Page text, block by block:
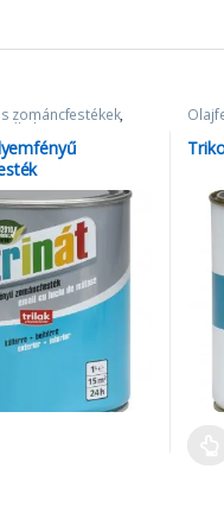
zománcfestékek,